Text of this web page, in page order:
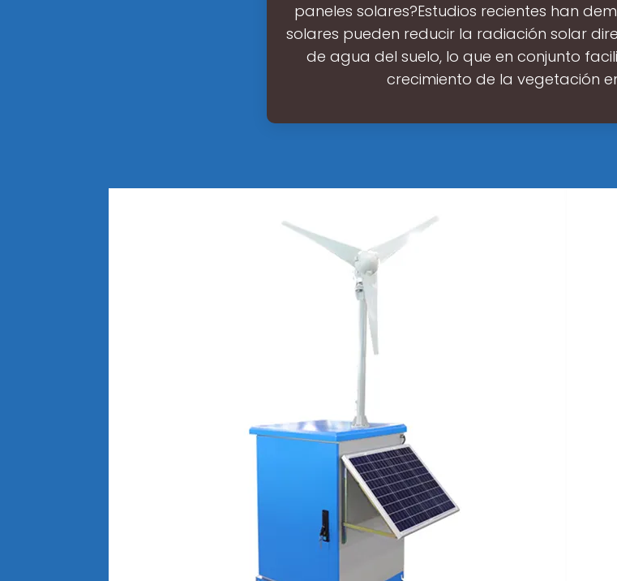
paneles solares?Estudios recientes han
solares pueden reducir la radiación solar
de agua del suelo, lo que en conjunto
crecimiento de la vegetación